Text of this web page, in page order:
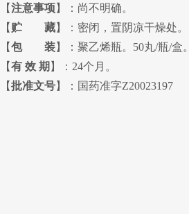
【注意事项】：尚不明确。
【 贮 藏】：密闭，置阴凉干燥处。
【包 装】：聚乙烯瓶。50丸/瓶/盒。
【有 效 期 】：24个月。
【批准文号】：国药准字Z20023197